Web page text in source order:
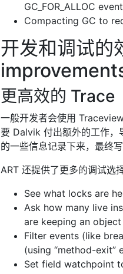
GC_FOR_ALLOC
Compacting GC to
开发和调试
更高效的 Trace
一般开发者会使用
要 Dalvik 付出额外的工作，
的一些信息记录下来，最终
ART 还提供了更多的调试选择
See what locks are
Ask how many live
are keeping an object
Filter events (like
(using “method-exit”
Set field watchpoint